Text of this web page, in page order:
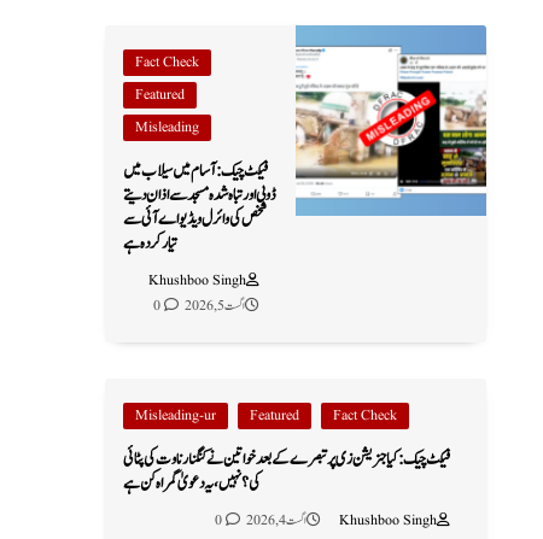
Fact Check
Featured
Misleading
فیکٹ چیک: آسام میں سیلاب میں
ڈوبی اور تباہ شدہ مسجد سے اذان دیتے
شخص کی وائرل ویڈیو اے آئی سے
تیار کردہ ہے
Khushboo Singh
اگست 5, 2026
0
Fact Check
Featured
Misleading-ur
فیکٹ چیک: کیا جنریشن زی پر تبصرے کے بعد خواتین نے کنگنا رناوت کی پٹائی
کی؟ نہیں، یہ دعویٰ گمراہ کن ہے
Khushboo Singh اگست 4, 2026 0